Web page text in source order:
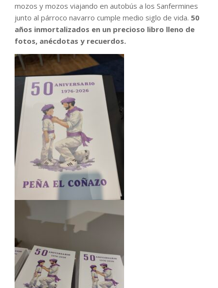
mozos y mozos viajando en autobús a los Sanfermines
junto al párroco navarro cumple medio siglo de vida. 50
años inmortalizados en un precioso libro lleno de
fotos, anécdotas y recuerdos.